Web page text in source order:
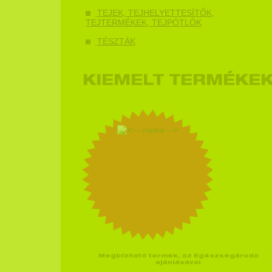
TEJEK, TEJHELYETTESÍTŐK,
TEJTERMÉKEK, TEJPÓTLÓK
TÉSZTÁK
KIEMELT
Megbízható termék, az Egészségáruda
ajánlásával